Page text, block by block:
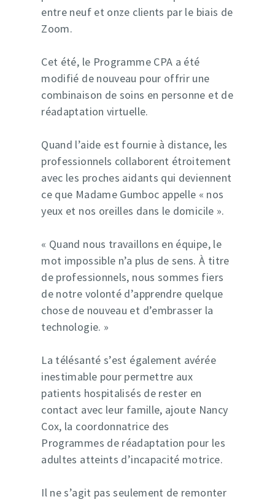
entre neuf et onze clients par le biais de
Zoom.
Cet été, le Programme CPA a été
modifié de nouveau pour offrir une
combinaison de soins en personne et de
réadaptation virtuelle.
Quand l’aide est fournie à distance, les
professionnels collaborent étroitement
avec les proches aidants qui deviennent
ce que Madame Gumboc appelle « nos
yeux et nos oreilles dans le domicile ».
« Quand nous travaillons en équipe, le
mot impossible n’a plus de sens. À titre
de professionnels, nous sommes fiers
de notre volonté d’apprendre quelque
chose de nouveau et d’embrasser la
technologie. »
La télésanté s’est également avérée
inestimable pour permettre aux
patients hospitalisés de rester en
contact avec leur famille, ajoute Nancy
Cox, la coordonnatrice des
Programmes de réadaptation pour les
adultes atteints d’incapacité motrice.
Il ne s’agit pas seulement de remonter